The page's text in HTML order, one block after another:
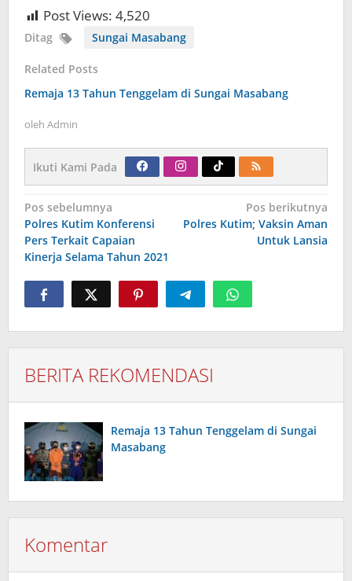
Post Views: 4,520
Ditag Sungai Masabang
Related Posts
Remaja 13 Tahun Tenggelam di Sungai Masabang
oleh Admin
Ikuti Kami Pada
Navigasi
pos
Pos sebelumnya
Polres Kutim Konferensi
Pers Terkait Capaian
Kinerja Selama Tahun 2021
Pos berikutnya
Polres Kutim; Vaksin Aman
Untuk Lansia
BERITA REKOMENDASI
Remaja 13 Tahun Tenggelam di Sungai
Masabang
Komentar